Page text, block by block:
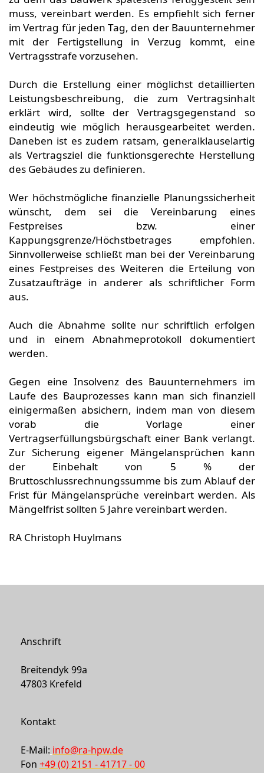
muss, vereinbart werden. Es empfiehlt sich ferner
im Vertrag für jeden Tag, den der Bauunternehmer
mit der Fertigstellung in Verzug kommt, eine
Vertragsstrafe vorzusehen.
Durch die Erstellung einer möglichst detaillierten
Leistungsbeschreibung, die zum Vertragsinhalt
erklärt wird, sollte der Vertragsgegenstand so
eindeutig wie möglich herausgearbeitet werden.
Daneben ist es zudem ratsam, generalklauselartig
als Vertragsziel die funktionsgerechte Herstellung
des Gebäudes zu definieren.
Wer höchstmögliche finanzielle Planungssicherheit
wünscht, dem sei die Vereinbarung eines
Festpreises bzw. einer
Kappungsgrenze/Höchstbetrages empfohlen.
Sinnvollerweise schließt man bei der Vereinbarung
eines Festpreises des Weiteren die Erteilung von
Zusatzaufträge in anderer als schriftlicher Form
aus.
Auch die Abnahme sollte nur schriftlich erfolgen
und in einem Abnahmeprotokoll dokumentiert
werden.
Gegen eine Insolvenz des Bauunternehmers im
Laufe des Bauprozesses kann man sich finanziell
einigermaßen absichern, indem man von diesem
vorab die Vorlage einer
Vertragserfüllungsbürgschaft einer Bank verlangt.
Zur Sicherung eigener Mängelansprüchen kann
der Einbehalt von 5 % der
Bruttoschlussrechnungssumme bis zum Ablauf der
Frist für Mängelansprüche vereinbart werden. Als
Mängelfrist sollten 5 Jahre vereinbart werden.
RA Christoph Huylmans
Anschrift
Breitendyk 99a
47803 Krefeld
Kontakt
E-Mail: info@ra-hpw.de
Fon +49 (0) 2151 - 41717 - 00